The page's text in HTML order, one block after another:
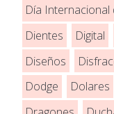
Día Internacional
Dientes
Digital
Diseños
Dodge
Dolares